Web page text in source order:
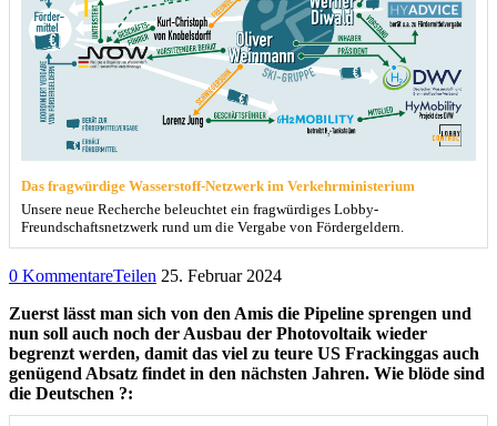
Das fragwürdige Wasserstoff-Netzwerk im Verkehrministerium
Unsere neue Recherche beleuchtet ein fragwürdiges Lobby-
Freundschaftsnetzwerk rund um die Vergabe von Fördergeldern.
0 KommentareTeilen 25. Februar 2024
Zuerst lässt man sich von den Amis die Pipeline sprengen und
nun soll auch noch der Ausbau der Photovoltaik wieder
begrenzt werden, damit das viel zu teure US Frackinggas auch
genügend Absatz findet in den nächsten Jahren. Wie blöde sind
die Deutschen ?: